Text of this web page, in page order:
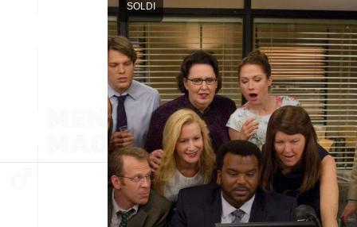
SOLDI